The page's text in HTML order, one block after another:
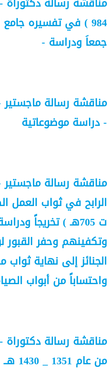
984 ) في تفسيره
جمعاَ ودراسة -
مناقشة رسالة ماجستير
- دراسة موضوعاتية
مناقشة رسالة ماجستير
الرابح في ثواب العمل
ت 705هـ ) تخريجاً
وتكفينهم وحفر القبور
الجنائز إلى نهاية
واحتساباً من أبواب
مناقشة رسالة
من عام 1351 _ 1430 هــ